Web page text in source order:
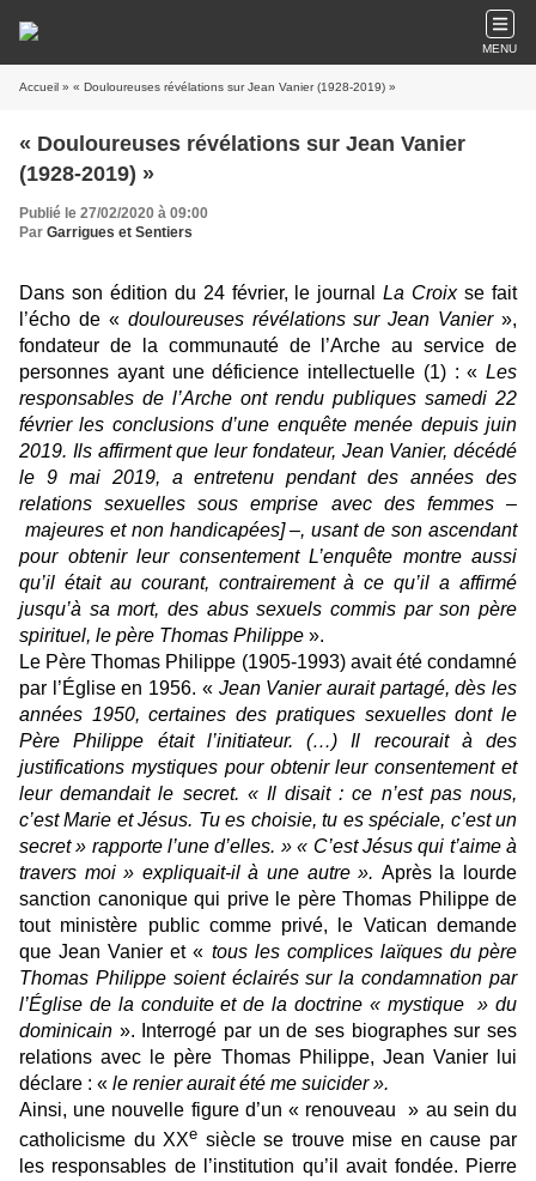
MENU
Accueil » « Douloureuses révélations sur Jean Vanier (1928-2019) »
« Douloureuses révélations sur Jean Vanier
(1928-2019) »
Publié le 27/02/2020 à 09:00
Par Garrigues et Sentiers
Dans son édition du 24 février, le journalLa Croix se fait
l’écho de « douloureuses révélations sur Jean Vanier»,
fondateur de la communauté de l’Arche au service de
personnes ayant une déficience intellectuelle (1) : « Les
responsables de l’Arche ont rendu publiques samedi 22
février les conclusions d’une enquête menée depuis juin
2019. Ils affirment que leur fondateur, Jean Vanier, décédé
le 9 mai 2019, a entretenu pendant des années des
relations sexuelles sous emprise avec des femmes –
majeures et non handicapées] –, usant de son ascendant
pour obtenir leur consentement L’enquête montre aussi
qu’il était au courant, contrairement à ce qu’il a affirmé
jusqu’à sa mort, des abus sexuels commis par son père
spirituel, le père Thomas Philippe ».
Le Père Thomas Philippe (1905-1993) avait été condamné
par l’Église en 1956. « Jean Vanier aurait partagé, dès les
années 1950, certaines des pratiques sexuelles dont le
Père Philippe était l’initiateur. (…) Il recourait à des
justifications mystiques pour obtenir leur consentement et
leur demandait le secret. « Il disait : ce n’est pas nous,
c’est Marie et Jésus. Tu es choisie, tu es spéciale, c’est un
secret » rapporte l’une d’elles. » « C’est Jésus qui t’aime à
travers moi » expliquait-il à une autre ». Après la lourde
sanction canonique qui prive le père Thomas Philippe de
tout ministère public comme privé, le Vatican demande
que Jean Vanier et « tous les complices laïques du père
Thomas Philippe soient éclairés sur la condamnation par
l’Église de la conduite et de la doctrine « mystique » du
dominicain ». Interrogé par un de ses biographes sur ses
relations avec le père Thomas Philippe, Jean Vanier lui
déclare : « le renier aurait été me suicider ».
Ainsi, une nouvelle figure d’un « renouveau » au sein du
catholicisme du XXe siècle se trouve mise en cause par
les responsables de l’institution qu’il avait fondée. Pierre